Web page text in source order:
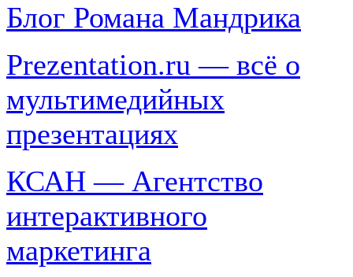
Блог Романа Мандрика
Prezentation.ru — всё о
мультимедийных
презентациях
КСАН — Агентство
интерактивного
маркетинга